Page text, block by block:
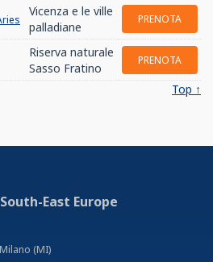
Vicenza e le ville
palladiane
PRENOTA
Riserva naturale
Sasso Fratino
PRENOTA
Top ↑
East Europe
(MI)